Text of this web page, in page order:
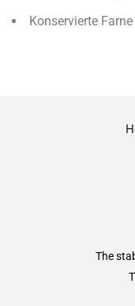
Konservierte Farne
The